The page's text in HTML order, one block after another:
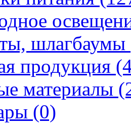
шлагбаумы
продукция
материалы
(0)